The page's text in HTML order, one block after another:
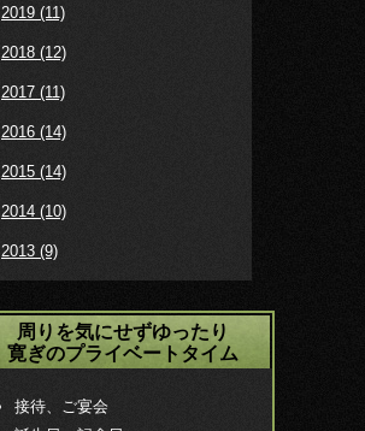
2019 (11)
2018 (12)
2017 (11)
2016 (14)
2015 (14)
2014 (10)
2013 (9)
周りを気にせずゆったり
寛ぎのプライベートタイム
接待、ご宴会